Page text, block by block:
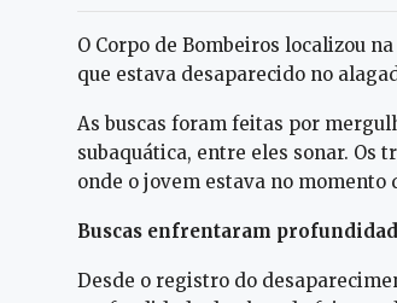
O Corpo de Bombeiros localizou
que estava desaparecido no
As buscas foram feitas por
subaquática, entre eles sonar. Os
onde o jovem estava no momento
Buscas enfrentaram
Desde o registro do